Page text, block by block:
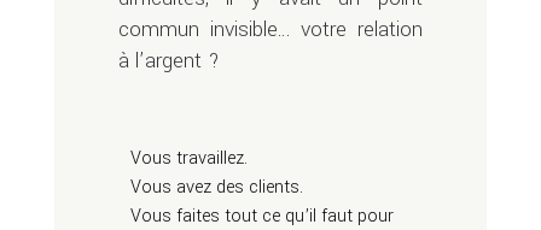
commun invisible… votre relation
à l’argent ?
Vous travaillez.
Vous avez des clients.
Vous faites tout ce qu’il faut pour